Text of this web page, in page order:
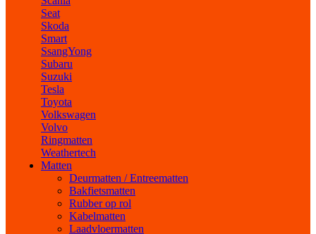
Seat
Skoda
Smart
SsangYong
Subaru
Suzuki
Tesla
Toyota
Volkswagen
Volvo
Ringmatten
Weathertech
Matten
Deurmatten / Entreematten
Bakfietsmatten
Rubber op rol
Kabelmatten
Laadvloermatten